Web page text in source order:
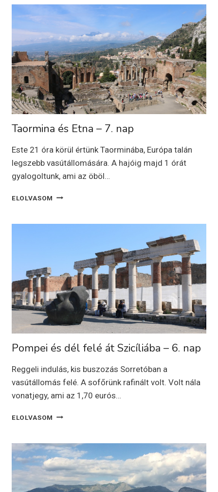
KARÁCSONYI
VÁSÁROZÁS,
ANTWERPEN
Taormina és Etna – 7. nap
Este 21 óra körül értünk Taorminába, Európa talán
legszebb vasútállomására. A hajóig majd 1 órát
gyalogoltunk, ami az öböl…
ELOLVASOM TAORMINA
–
Pompei és dél felé át Szicíliába – 6. nap
Reggeli indulás, kis buszozás Sorretóban a
vasútállomás felé. A sofőrünk rafinált volt. Volt nála
vonatjegy, ami az 1,70 eurós…
ELOLVASOM POMPEI
FELÉ
ÁT
SZICÍLIÁBA
–
6.